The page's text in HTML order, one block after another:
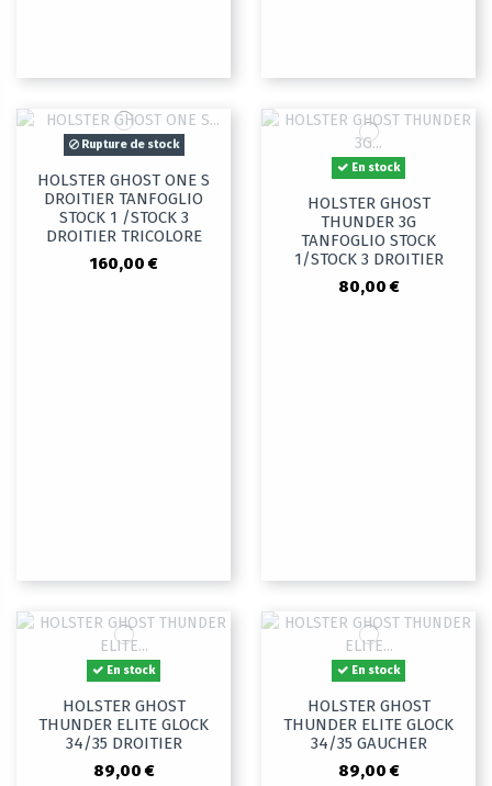
Rupture de stock
HOLSTER GHOST ONE S
DROITIER TANFOGLIO
STOCK 1 /STOCK 3
DROITIER TRICOLORE
160,00 €
En stock
HOLSTER GHOST
THUNDER 3G
TANFOGLIO STOCK
1/STOCK 3 DROITIER
80,00 €
En stock
HOLSTER GHOST
THUNDER ELITE GLOCK
34/35 DROITIER
89,00 €
En stock
HOLSTER GHOST
THUNDER ELITE GLOCK
34/35 GAUCHER
89,00 €